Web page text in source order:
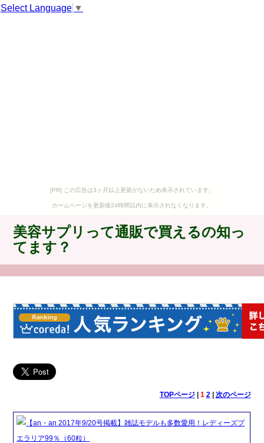
Select Language ▼
[PR] この広告は3ヶ月以上更新がないため表示されています。
ホームページを更新後24時間以内に表示されなくなります。
美容サプリって通販で買えるの知っ
てます？
TOPページ| 1 2| 次のページ
【an・an 2017年9/20号掲載】雑誌モデルも多数愛用！レディーズプ
エラリア99％（60粒）